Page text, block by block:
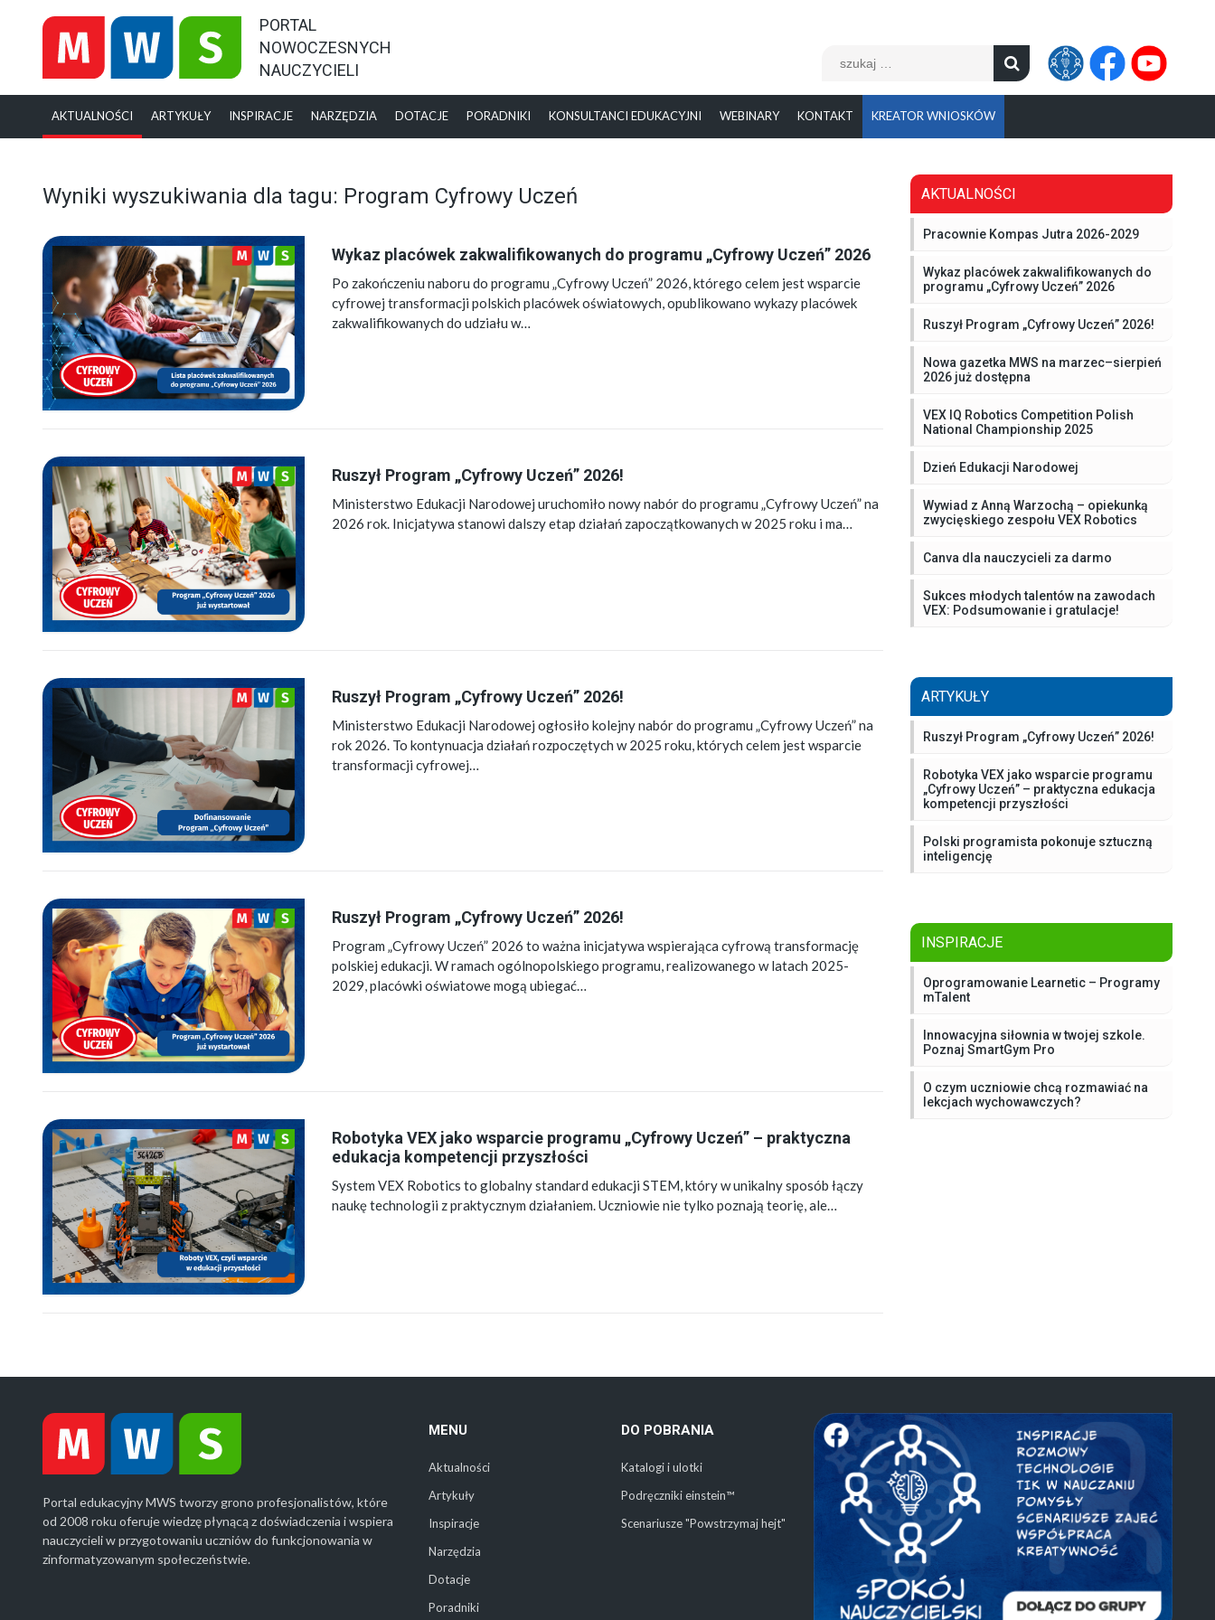
PORTAL
NOWOCZESNYCH
NAUCZYCIELI
AKTUALNOŚCI ARTYKUŁY INSPIRACJE NARZĘDZIA DOTACJE PORADNIKI KONSULTANCI EDUKACYJNI WEBINARY KONTAKT KREATOR WNIOSKÓW
Szukaj:
Wyniki wyszukiwania dla tagu: Program Cyfrowy Uczeń
Wykaz placówek zakwalifikowanych do programu „Cyfrowy Uczeń” 2026
Po zakończeniu naboru do programu „Cyfrowy Uczeń” 2026, którego celem jest wsparcie
cyfrowej transformacji polskich placówek oświatowych, opublikowano wykazy placówek
zakwalifikowanych do udziału w…
Ruszył Program „Cyfrowy Uczeń” 2026!
Ministerstwo Edukacji Narodowej uruchomiło nowy nabór do programu „Cyfrowy Uczeń” na
2026 rok. Inicjatywa stanowi dalszy etap działań zapoczątkowanych w 2025 roku i ma…
Ruszył Program „Cyfrowy Uczeń” 2026!
Ministerstwo Edukacji Narodowej ogłosiło kolejny nabór do programu „Cyfrowy Uczeń” na
rok 2026. To kontynuacja działań rozpoczętych w 2025 roku, których celem jest wsparcie
transformacji cyfrowej…
Ruszył Program „Cyfrowy Uczeń” 2026!
Program „Cyfrowy Uczeń” 2026 to ważna inicjatywa wspierająca cyfrową transformację
polskiej edukacji. W ramach ogólnopolskiego programu, realizowanego w latach 2025-
2029, placówki oświatowe mogą ubiegać…
Robotyka VEX jako wsparcie programu „Cyfrowy Uczeń” – praktyczna
edukacja kompetencji przyszłości
System VEX Robotics to globalny standard edukacji STEM, który w unikalny sposób łączy
naukę technologii z praktycznym działaniem. Uczniowie nie tylko poznają teorię, ale…
AKTUALNOŚCI
Pracownie Kompas Jutra 2026-2029
Wykaz placówek zakwalifikowanych do
programu „Cyfrowy Uczeń” 2026
Ruszył Program „Cyfrowy Uczeń” 2026!
Nowa gazetka MWS na marzec–sierpień
2026 już dostępna
VEX IQ Robotics Competition Polish
National Championship 2025
Dzień Edukacji Narodowej
Wywiad z Anną Warzochą – opiekunką
zwycięskiego zespołu VEX Robotics
Canva dla nauczycieli za darmo
Sukces młodych talentów na zawodach
VEX: Podsumowanie i gratulacje!
ARTYKUŁY
Ruszył Program „Cyfrowy Uczeń” 2026!
Robotyka VEX jako wsparcie programu
„Cyfrowy Uczeń” – praktyczna edukacja
kompetencji przyszłości
Polski programista pokonuje sztuczną
inteligencję
INSPIRACJE
Oprogramowanie Learnetic – Programy
mTalent
Innowacyjna siłownia w twojej szkole.
Poznaj SmartGym Pro
O czym uczniowie chcą rozmawiać na
lekcjach wychowawczych?
Portal edukacyjny MWS tworzy grono profesjonalistów, które
od 2008 roku oferuje wiedzę płynącą z doświadczenia i wspiera
nauczycieli w przygotowaniu uczniów do funkcjonowania w
zinformatyzowanym społeczeństwie.
MENU
Aktualności
Artykuły
Inspiracje
Narzędzia
Dotacje
Poradniki
DO POBRANIA
Katalogi i ulotki
Podręczniki einstein™
Scenariusze "Powstrzymaj hejt"